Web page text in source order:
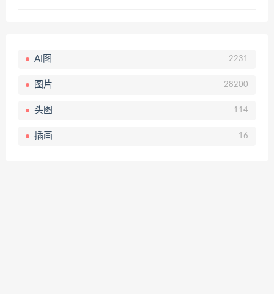
AI图 2231
图片 28200
头图 114
插画 16